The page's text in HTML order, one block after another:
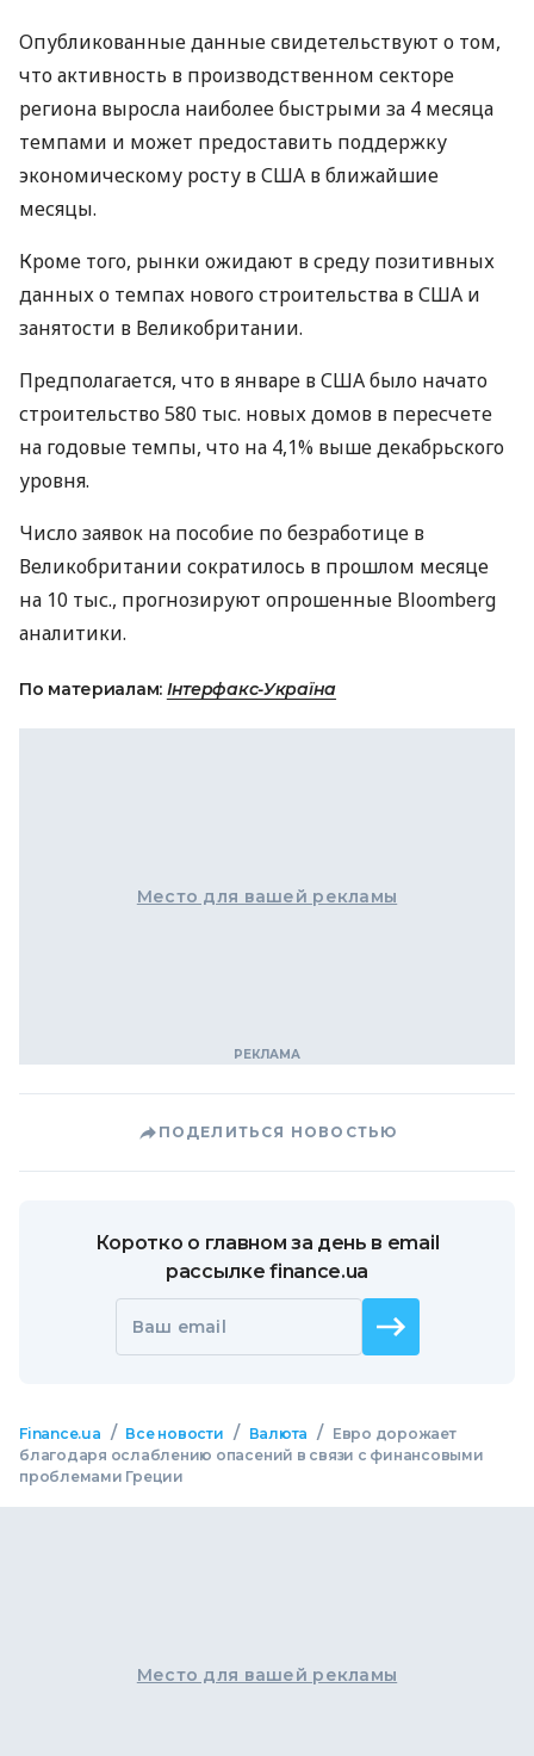
Опубликованные данные свидетельствуют о том,
что активность в производственном секторе
региона выросла наиболее быстрыми за 4 месяца
темпами и может предоставить поддержку
экономическому росту в США в ближайшие
месяцы.
Кроме того, рынки ожидают в среду позитивных
данных о темпах нового строительства в США и
занятости в Великобритании.
Предполагается, что в январе в США было начато
строительство 580 тыс. новых домов в пересчете
на годовые темпы, что на 4,1% выше декабрьского
уровня.
Число заявок на пособие по безработице в
Великобритании сократилось в прошлом месяце
на 10 тыс., прогнозируют опрошенные Bloomberg
аналитики.
По материалам: Інтерфакс-Україна
Место для вашей рекламы
ПОДЕЛИТЬСЯ НОВОСТЬЮ
Коротко о главном за день в email
рассылке finance.ua
Ваш email
Finance.ua / Все новости / Валюта /
Евро дорожает
благодаря ослаблению опасений в связи с финансовыми
проблемами Греции
Место для вашей рекламы